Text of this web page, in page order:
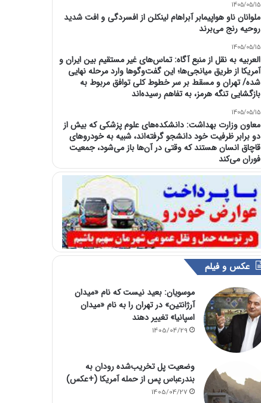
1405/05/15
ملوانان ناو هواپیمابر آبراهام لینکلن از افسردگی و افت شدید
روحیه رنج می‌برند
1405/05/15
العربیه به نقل از منبع آگاه: تماس‌های غیر مستقیم بین ایران و
آمریکا از طریق میانجی‌ها؛ این گفت‌و‌گو‌ها وارد مرحله نهایی
شده/ تهران و مسقط بر سر خطوط کلی توافق مربوط به
بازگشایی تنگه هرمز، به تفاهم رسیده‌اند
1405/05/15
معاون وزارت بهداشت: دانشکده‌های علوم پزشکی که بیش از
دو برابر ظرفیت خود دانشجو گرفته‌اند، شبیه به خودرو‌های
قاچاق انسان هستند که وقتی در آن‌ها باز می‌شود، جمعیت
فوران می‌کند
عکس و فیلم
موسویان: بعید نیست که نام «میدان
آرژانتین» در تهران را به نام «میدان
اسپانیا» تغییر دهند
1405/04/29
وضعیت پل تخریب‌شده رودان به
بندرعباس پس از حمله آمریکا (+عکس)
1405/04/27